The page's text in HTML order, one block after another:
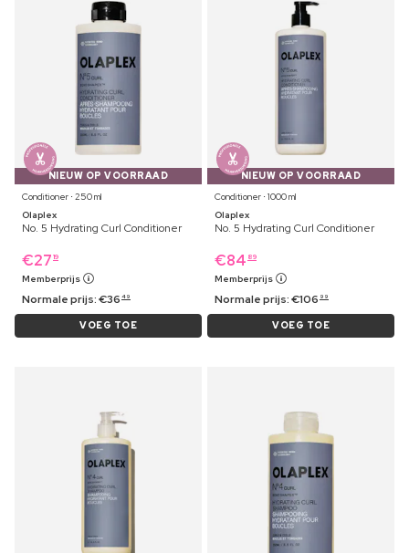
NIEUW OP VOORRAAD
Conditioner ⋅ 250 ml
Olaplex
No. 5 Hydrating Curl Conditioner
€27 19
Memberprijs
Normale prijs:€36 49
VOEG TOE
NIEUW OP VOORRAAD
Conditioner ⋅ 1000 ml
Olaplex
No. 5 Hydrating Curl Conditioner
€84 89
Memberprijs
Normale prijs:€106 99
VOEG TOE